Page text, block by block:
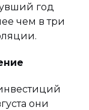
год
чем в три
они